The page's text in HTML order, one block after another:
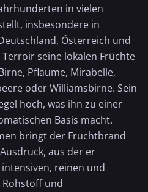
in vielen
insbesondere in
Österreich und
seine lokalen Früchte
Pflaume, Mirabelle,
oder Williamsbirne. Sein
hoch, was ihn zu einer
Basis macht.
bringt der Fruchtbrand
aus der er
reinen und
Rohstoff und